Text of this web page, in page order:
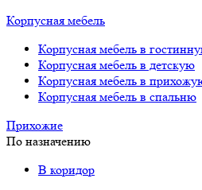
Корпусная мебель
Корпусная мебель в
Корпусная мебель в детскую
Корпусная мебель в
Корпусная мебель в спальню
Прихожие
По назначению
В коридор